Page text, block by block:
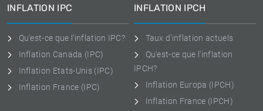
INFLATION IPC
Qu'est-ce que l'inflation IPC?
Inflation Canada (IPC)
Inflation Etats-Unis (IPC)
Inflation France (IPC)
INFLATION IPCH
Taux d'inflation actuels
Qu'est-ce que l'inflation
IPCH?
Inflation Europa (IPCH)
Inflation France (IPCH)